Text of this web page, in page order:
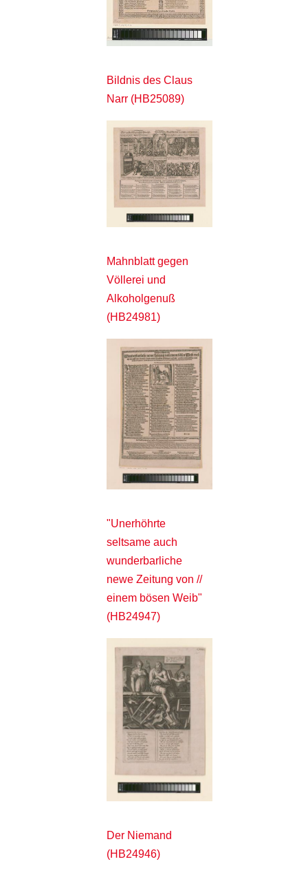
Bildnis des Claus
Narr (HB25089)
Mahnblatt gegen
Völlerei und
Alkoholgenuß
(HB24981)
"Unerhöhrte
seltsame auch
wunderbarliche
newe Zeitung von //
einem bösen Weib"
(HB24947)
Der Niemand
(HB24946)